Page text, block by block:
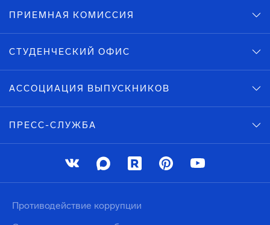
ПРИЕМНАЯ КОМИССИЯ
СТУДЕНЧЕСКИЙ ОФИС
АССОЦИАЦИЯ ВЫПУСКНИКОВ
ПРЕСС-СЛУЖБА
Противодействие коррупции